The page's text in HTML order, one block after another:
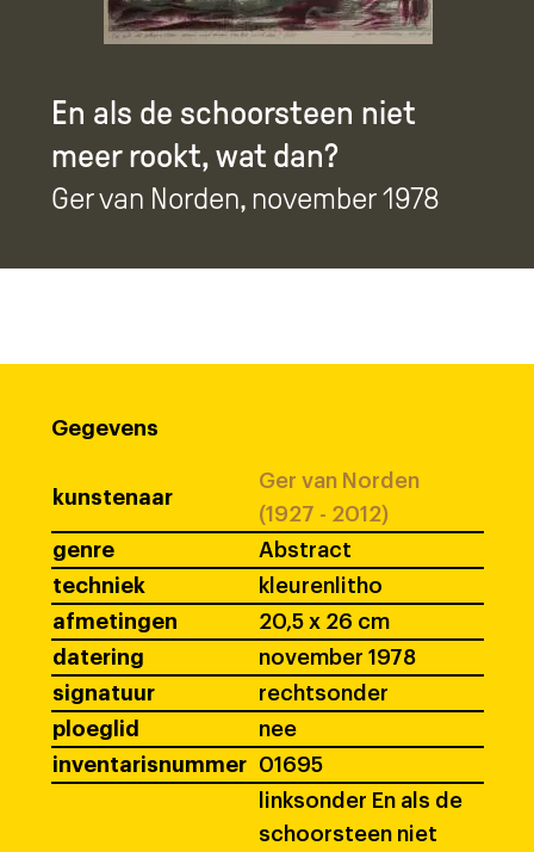
En als de schoorsteen niet
meer rookt, wat dan?
Ger van Norden, november 1978
Gegevens
kunstenaar
Ger van Norden
(1927 - 2012)
genre
Abstract
techniek
kleurenlitho
afmetingen
20,5 x 26 cm
datering
november 1978
signatuur
rechtsonder
ploeglid
nee
inventarisnummer
01695
linksonder En als de
schoorsteen niet